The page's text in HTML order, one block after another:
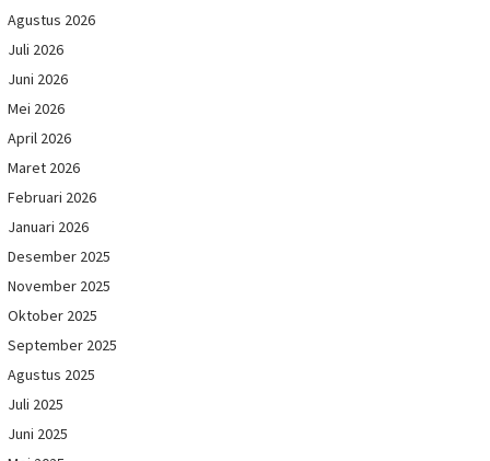
Agustus 2026
Juli 2026
Juni 2026
Mei 2026
April 2026
Maret 2026
Februari 2026
Januari 2026
Desember 2025
November 2025
Oktober 2025
September 2025
Agustus 2025
Juli 2025
Juni 2025